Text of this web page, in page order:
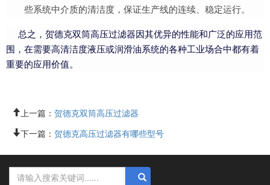
些系统中介质的清洁度，保证生产线的连续、稳定运行。
总之，贺德克双筒高压过滤器因其优异的性能和广泛的应用范
围，在需要高清洁度液压或润滑油系统的各种工业场合中都有着
重要的应用价值。
上一篇： 贺德克双筒高压过滤器
下一篇： 贺德克高压过滤器有哪些型号